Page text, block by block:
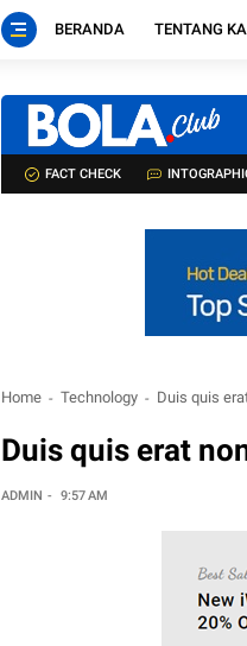
BERANDA TENTANG
FACT CHECK
Home Technology Duis quis
Duis quis erat
ADMIN 9:57 AM